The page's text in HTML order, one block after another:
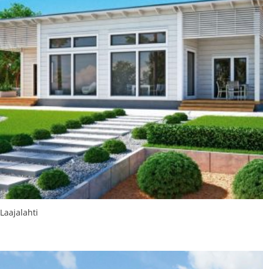
Laajalahti